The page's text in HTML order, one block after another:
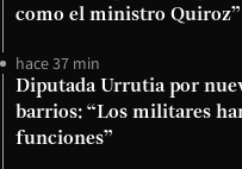
como el ministro Quiroz”
hace 37 min
Diputada Urrutia por
barrios: “Los militares
funciones”